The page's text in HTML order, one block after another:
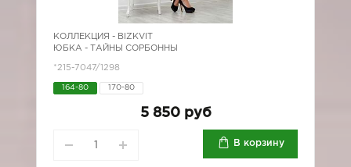
КОЛЛЕКЦИЯ - BIZKVIT
ЮБКА - ТАЙНЫ СОРБОННЫ
*215-7047/1298
164-80 170-80
5 850 руб
В корзину